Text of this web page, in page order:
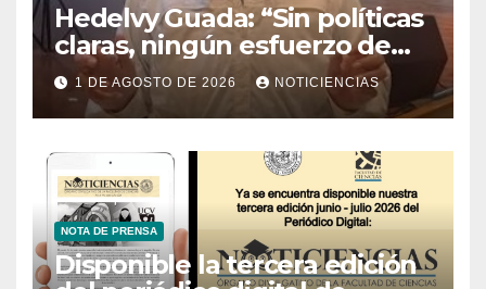
Hedelvy Guada: “Sin políticas
claras, ningún esfuerzo de
conservación rendirá frutos”
1 DE AGOSTO DE 2026 NOTICIENCIAS
NOTA DE PRENSA
Disponible la tercera edición